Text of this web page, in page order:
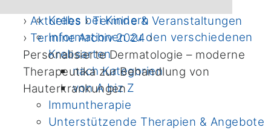
Krebs bei Kindern
Informationen zu den verschiedenen
Krebsarten
nach Kategorien
von A biz Z
Immuntherapie
Unterstützende Therapien & Angebote
›Aktuelles ›Termine & Veranstaltungen
› Termine Archiv 2024›
Personalisierte Dermatologie – moderne
Therapeutika zur Behandlung von
Hauterkrankungen